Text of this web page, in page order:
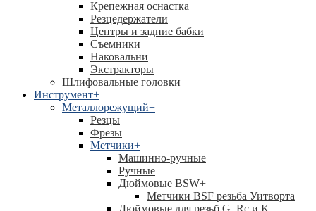
Крепежная оснастка
Резцедержатели
Центры и задние бабки
Съемники
Наковальни
Экстракторы
Шлифовальные головки
Инструмент+
Металлорежущий+
Резцы
Фрезы
Метчики+
Машинно-ручные
Ручные
Дюймовые BSW+
Метчики BSF резьба Уитворта
Дюймовые для резьб G, Rc и K